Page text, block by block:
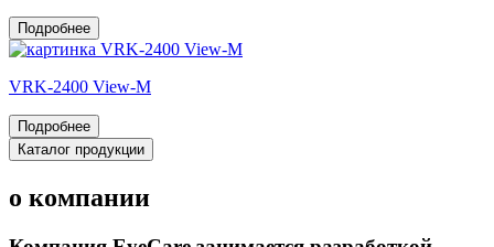
Подробнее
VRK-2400 View-M
Подробнее
Каталог продукции
о компании